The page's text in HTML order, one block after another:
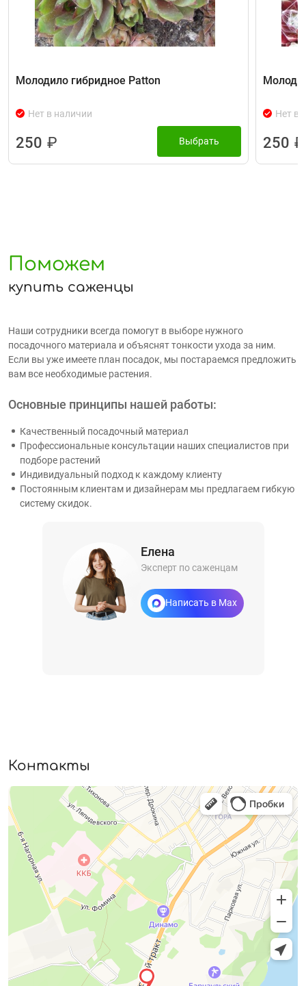
Молодило гибридное Patton
Нет в наличии
250 ₽ Выбрать
Нет в
250 ₽
Поможем
купить саженцы
Наши сотрудники всегда помогут в выборе нужного
посадочного материала и объяснят тонкости ухода за ним.
Если вы уже имеете план посадок, мы постараемся предложить
вам все необходимые растения.
Основные принципы нашей работы:
Качественный посадочный материал
Профессиональные консультации наших специалистов при
подборе растений
Индивидуальный подход к каждому клиенту
Постоянным клиентам и дизайнерам мы предлагаем гибкую
систему скидок.
Елена
Эксперт по саженцам
Написать в Max
Контакты